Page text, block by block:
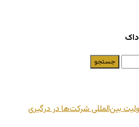
بین‌المللی شرکت‌ها در درگیری